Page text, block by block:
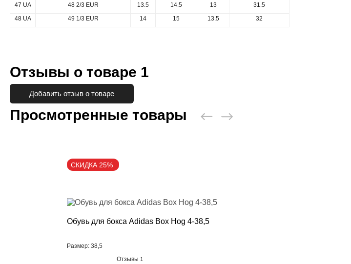
47 UA
48 2/3 EUR 13.5 14.5 13
31.5
48 UA
49 1/3 EUR 14 15 13.5 32
Отзывы о товаре 1
Добавить отзыв о товаре
Просмотренные товары
Обувь для бокса Adidas Box Hog 4-38,5
Размер: 38,5
Отзывы1
СКИДКА 25%